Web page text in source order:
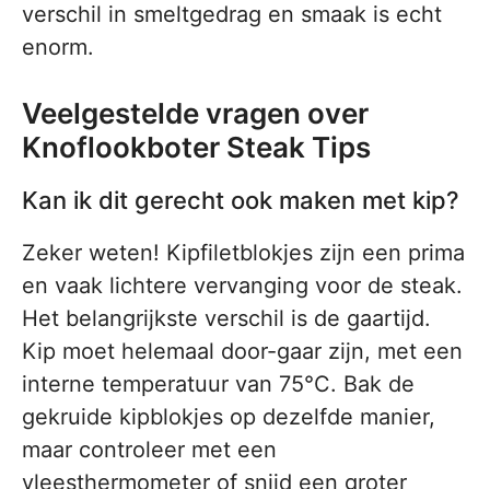
verschil in smeltgedrag en smaak is echt
enorm.
Veelgestelde vragen over
Knoflookboter Steak Tips
Kan ik dit gerecht ook maken met kip?
Zeker weten! Kipfiletblokjes zijn een prima
en vaak lichtere vervanging voor de steak.
Het belangrijkste verschil is de gaartijd.
Kip moet helemaal door-gaar zijn, met een
interne temperatuur van 75°C. Bak de
gekruide kipblokjes op dezelfde manier,
maar controleer met een
vleesthermometer of snijd een groter